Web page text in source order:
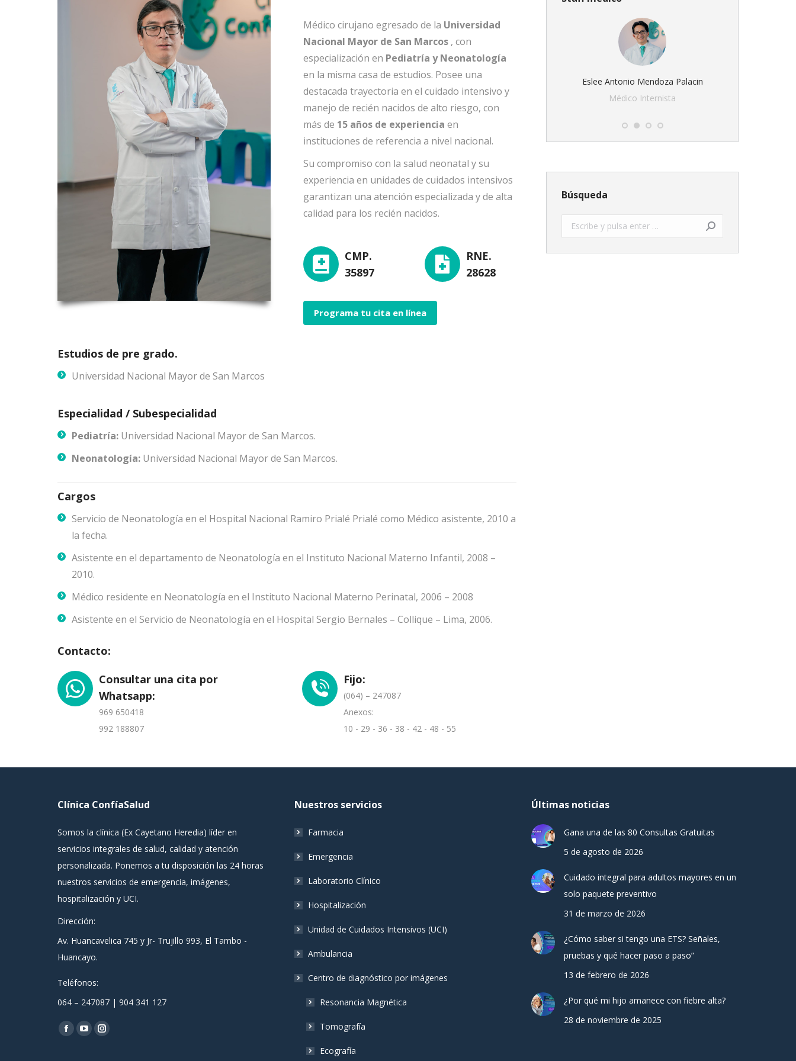
Médico cirujano egresado de la Universidad
Nacional Mayor de San Marcos , con
especialización en Pediatría y Neonatología
en la misma casa de estudios. Posee una
destacada trayectoria en el cuidado intensivo y
manejo de recién nacidos de alto riesgo, con
más de 15 años de experiencia en
instituciones de referencia a nivel nacional.
Su compromiso con la salud neonatal y su
experiencia en unidades de cuidados intensivos
garantizan una atención especializada y de alta
calidad para los recién nacidos.
CMP.
35897
RNE.
28628
Programa tu cita en línea
Estudios de pre grado.
Universidad Nacional Mayor de San Marcos
Especialidad / Subespecialidad
Pediatría: Universidad Nacional Mayor de San Marcos.
Neonatología: Universidad Nacional Mayor de San Marcos.
Cargos
Servicio de Neonatología en el Hospital Nacional Ramiro Prialé Prialé como Médico asistente, 2010 a
la fecha.
Asistente en el departamento de Neonatología en el Instituto Nacional Materno Infantil, 2008 –
2010.
Médico residente en Neonatología en el Instituto Nacional Materno Perinatal, 2006 – 2008
Asistente en el Servicio de Neonatología en el Hospital Sergio Bernales – Collique – Lima, 2006.
Contacto:
Consultar una cita por
Whatsapp:
969 650418
992 188807
Fijo:
(064) – 247087
Anexos:
10 - 29 - 36 - 38 - 42 - 48 - 55
Edu Rogelio Cárdenas Osores
Neurólogo
Danny Porta Gonzales
Ginecólogo Oncólogo
Eyner Arnolfo Castro Andrade
Medicina interna
Eslee Antonio Mendoza Palacin
Médico Internista
Búsqueda
Buscar:
Clínica ConfíaSalud
Somos la clínica (Ex Cayetano Heredia) líder en
servicios integrales de salud, calidad y atención
personalizada. Ponemos a tu disposición las 24 horas
nuestros servicios de emergencia, imágenes,
hospitalización y UCI.
Dirección:
Av. Huancavelica 745 y Jr- Trujillo 993, El Tambo -
Huancayo.
Teléfonos:
064 – 247087 | 904 341 127
Encuéntranos en:
Facebook
YouTubeInstagram
Nuestros servicios
Farmacia
Emergencia
Laboratorio Clínico
Hospitalización
Unidad de Cuidados Intensivos (UCI)
Ambulancia
Centro de diagnóstico por imágenes
Resonancia Magnética
Tomografía
Ecografía
Últimas noticias
Gana una de las 80 Consultas Gratuitas
5 de agosto de 2026
Cuidado integral para adultos mayores en un
solo paquete preventivo
31 de marzo de 2026
¿Cómo saber si tengo una ETS? Señales,
pruebas y qué hacer paso a paso”
13 de febrero de 2026
¿Por qué mi hijo amanece con fiebre alta?
28 de noviembre de 2025